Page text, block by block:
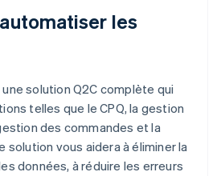
les
solution Q2C complète qui
telles que le CPQ, la gestion
des commandes et la
solution vous aidera à éliminer la
données, à réduire les erreurs